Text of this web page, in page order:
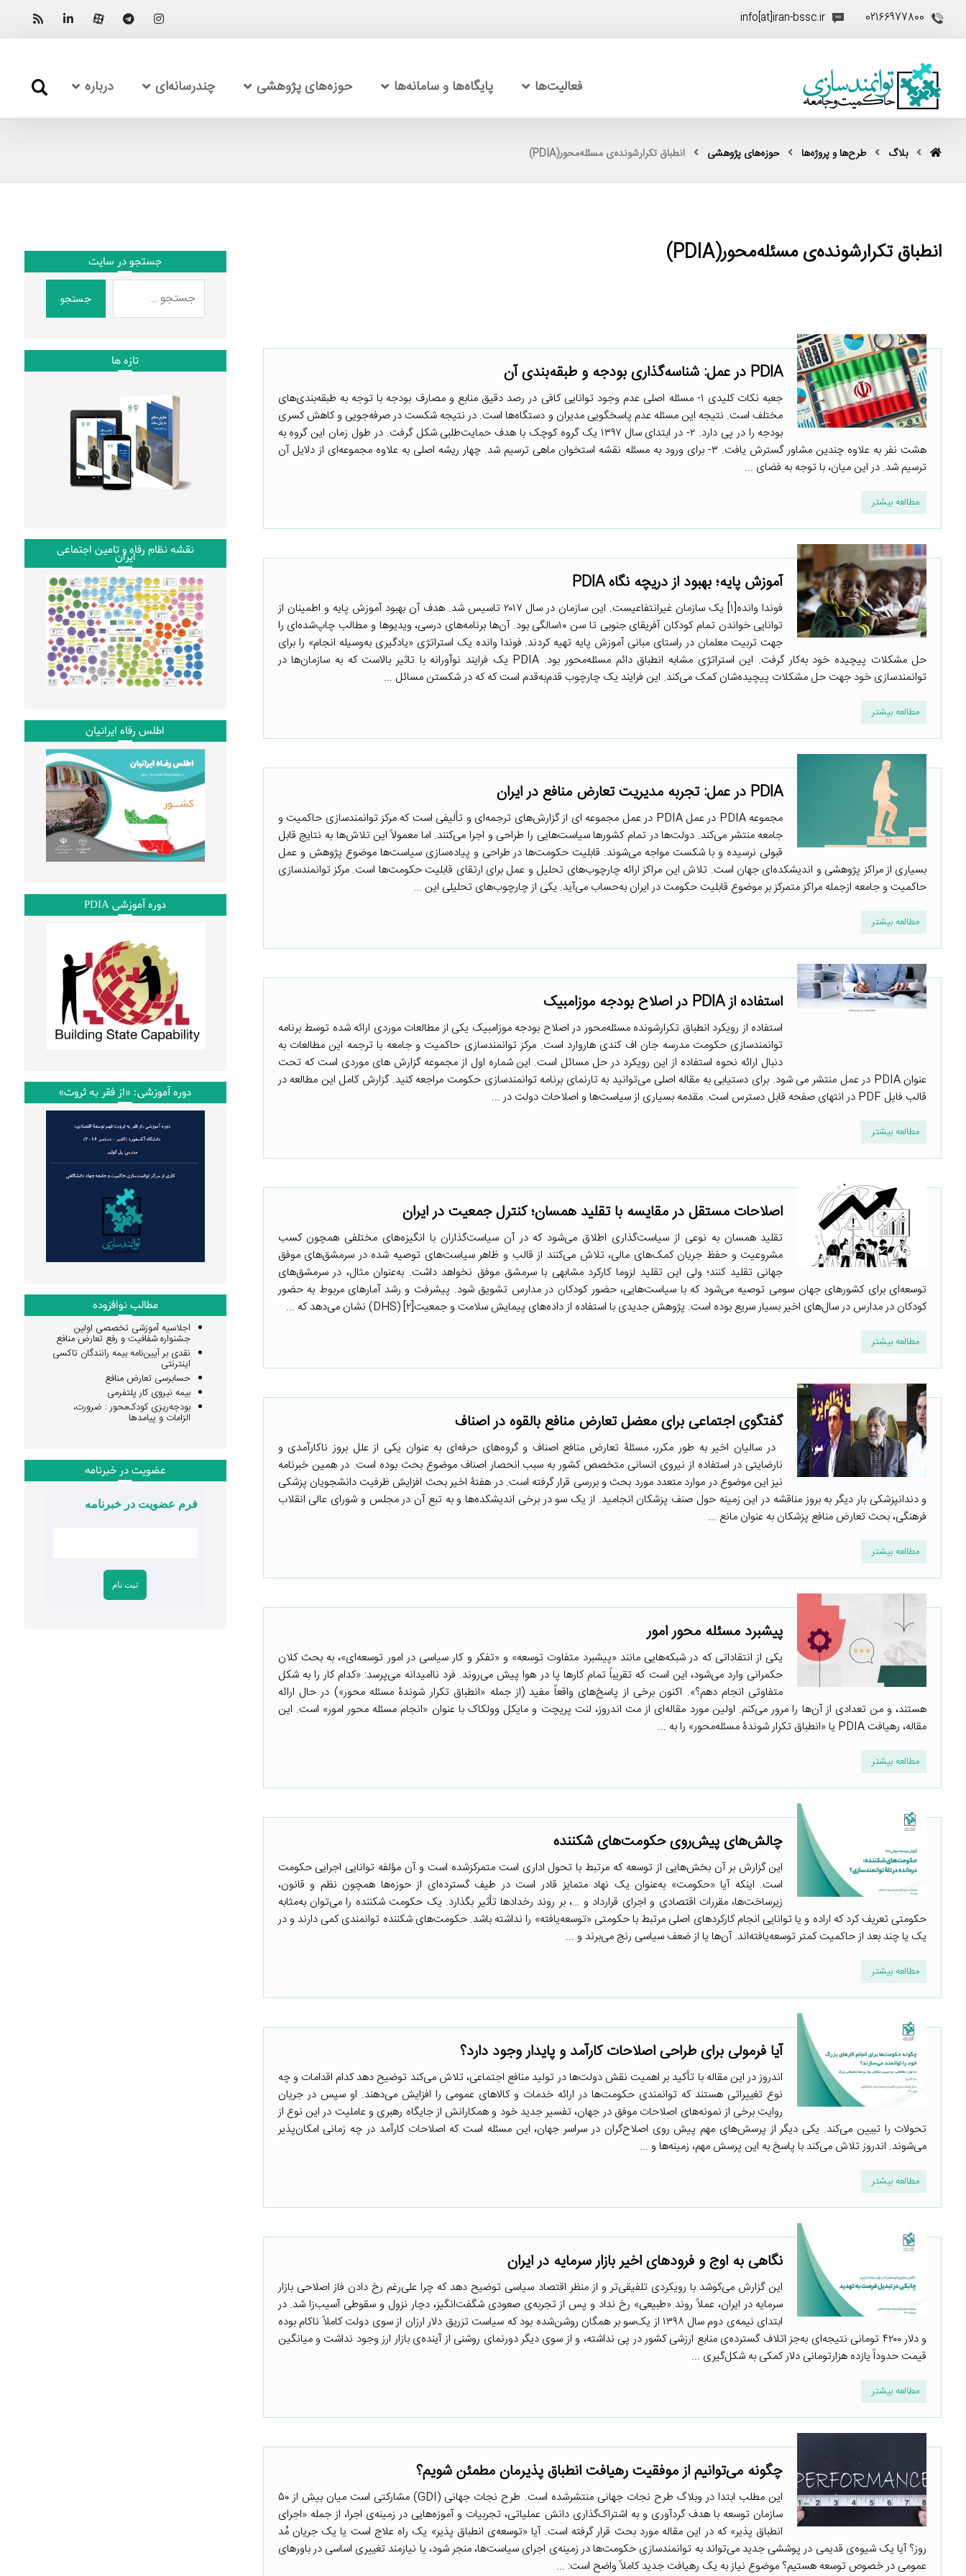
02166977800
info[at]iran-bssc.ir
فعالیت‌ها پایگاه‌ها و سامانه‌ها حوزه‌های پژوهشی چندرسانه‌ای درباره
بلاگ طرح‌ها و پروژه‌ها حوزه‌های پژوهشی انطباق تکرارشونده‌ی مسئله‌محور(PDIA)
انطباق تکرارشونده‌ی مسئله‌محور(PDIA)
PDIA در عمل: شناسه‌گذاری بودجه و طبقه‌بندی آن
جعبه نکات کلیدی ۱- مسئله اصلی عدم وجود توانایی کافی در رصد دقیق منابع و مصارف بودجه با توجه به طبقه‌بندی‌های
مختلف است. نتیجه این مسئله عدم پاسخگویی مدیران و دستگاه‌ها است. در نتیجه شکست در صرفه‌جویی و کاهش کسری
بودجه را در پی دارد. ۲- در ابتدای سال ۱۳۹۷ یک گروه کوچک با هدف حمایت‌طلبی شکل گرفت. در طول زمان این گروه به
هشت نفر به علاوه چندین مشاور گسترش یافت. ۳- برای ورود به مسئله نقشه استخوان ماهی ترسیم شد. چهار ریشه اصلی به علاوه مجموعه‌ای از دلایل آن
ترسیم شد. در این میان، با توجه به فضای ...
مطالعه بیشتر
آموزش پایه؛ بهبود از دریچه نگاه PDIA
فوندا وانده[۱] یک سازمان غیرانتفاعیست. این سازمان در سال ۲۰۱۷ تاسیس شد. هدف آن بهبود آموزش پایه و اطمینان از
توانایی خواندن تمام کودکان آفریقای جنوبی تا سن ۱۰سالگی بود. آن‌ها برنامه‌های درسی، ویدیوها و مطالب چاپ‌شده‌ای را
جهت تربیت معلمان در راستای مبانی آموزش پایه تهیه کردند. فوندا وانده یک استراتژی «یادگیری به‌وسیله انجام» را برای
حل مشکلات پیچیده خود به‌کار گرفت. این استراتژی مشابه انطباق دائم مسئله‌محور بود. PDIA یک فرایند نوآورانه با تاثیر بالاست که به سازمان‌ها در
توانمندسازی خود جهت حل مشکلات پیچیده‌شان کمک می‌کند. این فرایند یک چارچوب قدم‌به‌قدم است که که در شکستن مسائل ...
مطالعه بیشتر
PDIA در عمل: تجربه مدیریت تعارض منافع در ایران
مجموعه PDIA در عمل PDIA در عمل مجموعه ای از گزارش‌های ترجمه‌ای و تألیفی است که مرکز توانمندسازی حاکمیت و
جامعه منتشر می‌کند. دولت‌ها در تمام کشورها سیاست‌هایی را طراحی و اجرا می‌کنند. اما معمولاً این تلاش‌ها به نتایج قابل
قبولی نرسیده و با شکست مواجه می‌شوند. قابلیت حکومت‌ها در طراحی و پیاده‌سازی سیاست‌ها موضوع پژوهش و عمل
بسیاری از مراکز پژوهشی و اندیشکده‌ای جهان است. تلاش این مراکز ارائه چارچوب‌های تحلیل و عمل برای ارتقای قابلیت حکومت‌ها است. مرکز توانمندسازی
حاکمیت و جامعه ازجمله مراکز متمرکز بر موضوع قابلیت حکومت در ایران به‌حساب می‌آید. یکی از چارچوب‌های تحلیلی این ...
مطالعه بیشتر
استفاده از PDIA در اصلاح بودجه موزامبیک
استفاده از رویکرد انطباق تکرارشونده مسئله‌محور در اصلاح بودجه موزامبیک یکی از مطالعات موردی ارائه شده توسط برنامه
توانمندسازی حکومت مدرسه جان اف کندی هاروارد است. مرکز توانمندسازی حاکمیت و جامعه با ترجمه این مطالعات به
دنبال ارائه نحوه استفاده از این رویکرد در حل مسائل است. این شماره اول از مجموعه گزارش های موردی است که تحت
عنوان PDIA در عمل منتشر می شود. برای دستیابی به مقاله اصلی می‌توانید به تارنمای برنامه توانمندسازی حکومت مراجعه کنید. گزارش کامل این مطالعه در
قالب فایل PDF در انتهای صفحه قابل دسترس است. مقدمه بسیاری از سیاست‌ها و اصلاحات دولت در ...
مطالعه بیشتر
اصلاحات مستقل در مقایسه با تقلید همسان؛ کنترل جمعیت در ایران
تقلید همسان به نوعی از سیاست‌گذاری اطلاق می‌شود که در آن سیاست‌گذاران با انگیزه‌های مختلفی همچون کسب
مشروعیت و حفظ جریان کمک‌های مالی، تلاش می‌کنند از قالب و ظاهر سیاست‌های توصیه شده در سرمشق‌های موفق
جهانی تقلید کنند؛ ولی این تقلید لزوما کارکرد مشابهی با سرمشق موفق نخواهد داشت. به‌عنوان مثال، در سرمشق‌های
توسعه‌ای برای کشورهای جهان سومی توصیه می‌شود که با سیاست‌هایی، حضور کودکان در مدارس تشویق شود. پیشرفت و رشد آمارهای مربوط به حضور
کودکان در مدارس در سال‌های اخیر بسیار سریع بوده است. پژوهش جدیدی با استفاده از داده‌های پیمایش سلامت و جمعیت[۲] (DHS) نشان می‌دهد که ...
مطالعه بیشتر
گفتگوی اجتماعی برای معضل تعارض منافع بالقوه در اصناف
در سالیان اخیر به طور مکرر، مسئلۀ تعارض منافع اصناف و گروه‌های حرفه‌ای به عنوان یکی از علل بروز ناکارآمدی و
نارضایتی در استفاده از نیروی انسانی متخصص کشور به سبب انحصار اصناف موضوع بحث بوده است. در همین خبرنامه
نیز این موضوع در موارد متعدد مورد بحث و بررسی قرار گرفته است. در هفتۀ اخیر بحث افزایش ظرفیت دانشجویان پزشکی
و دندانپزشکی بار دیگر به بروز مناقشه در این زمینه حول صنف پزشکان انجامید. از یک سو در برخی اندیشکده‌ها و به تبع آن در مجلس و شورای عالی انقلاب
فرهنگی، بحث تعارض منافع پزشکان به عنوان مانع ...
مطالعه بیشتر
پیشبرد مسئله محور امور
یکی از انتقاداتی که در شبکه‌هایی مانند «پیشبرد متفاوت توسعه» و «تفکر و کار سیاسی در امور توسعه‌ای»، به بحث کلان
حکمرانی وارد می‌شود، این است که تقریباً تمام کارها پا در هوا پیش می‌روند. فرد ناامیدانه می‌پرسد: «کدام کار را به شکل
متفاوتی انجام دهم؟». اکنون برخی از پاسخ‌های واقعاً مفید (از جمله «انطباق تکرار شوندۀ مسئله ‌محور») در حال ارائه
هستند، و من تعدادی از آن‌ها را مرور می‌کنم. اولین مورد مقاله‌ای از مت اندروز، لنت پریچت و مایکل وولکاک با عنوان «انجام مسئله محور امور» است. این
مقاله، رهیافت PDIA یا «انطباق تکرار شوندۀ مسئله‌محور» را به ...
مطالعه بیشتر
چالش‌های پیش‌روی حکومت‌های شکننده
این گزارش بر آن بخش‌هایی از توسعه که مرتبط با تحول اداری است متمرکزشده است و آن مؤلفه توانایی اجرایی حکومت
است. اینکه آیا «حکومت» به‌عنوان یک نهاد متمایز قادر است در طیف گسترده‌ای از حوزه‌ها همچون نظم و قانون،
زیرساخت‌ها، مقررات اقتصادی و اجرای قرارداد و …، بر روند رخدادها تأثیر بگذارد. یک حکومت شکننده را می‌توان به‌مثابه
حکومتی تعریف کرد که اراده و یا توانایی انجام کارکردهای اصلی مرتبط با حکومتی «توسعه‌یافته» را نداشته باشد. حکومت‌های شکننده توانمندی کمی دارند و در
یک یا چند بعد از حاکمیت کمتر توسعه‌یافته‌اند. آن‌ها یا از ضعف سیاسی رنج می‌برند و ...
مطالعه بیشتر
آیا فرمولی برای طراحی اصلاحات کارآمد و پایدار وجود دارد؟
اندروز در این مقاله با تأکید بر اهمیت نقش دولت‌ها در تولید منافع اجتماعی، تلاش می‌کند توضیح دهد کدام اقدامات و چه
نوع تغییراتی هستند که توانمندی حکومت‌ها در ارائه خدمات و کالاهای عمومی را افزایش می‌دهند. او سپس در جریان
روایت برخی از نمونه‌های اصلاحات موفق در جهان، تفسیر جدید خود و همکارانش از جایگاه رهبری و عاملیت در این نوع از
تحولات را تبیین می‌کند. یکی دیگر از پرسش‌های مهم پیش روی اصلاح‌گران در سراسر جهان، این مسئله است که اصلاحات کارآمد در چه زمانی امکان‌پذیر
می‌شوند. اندروز تلاش می‌کند با پاسخ به این پرسش مهم، زمینه‌ها و ...
مطالعه بیشتر
نگاهی به اوج و فرودهای اخیر بازار سرمایه در ایران
این گزارش می‌کوشد با رویکردی تلفیقی‌تر و از منظر اقتصاد سیاسی توضیح دهد که چرا علی‌رغم رخ دادن فاز اصلاحی بازار
سرمایه در ایران، عملاً روند «طبیعی» رخ نداد و پس از تجربه‌ی صعودی شگفت‌انگیز، دچار نزول و سقوطی آسیب‌زا شد. در
ابتدای نیمه‌ی دوم سال ۱۳۹۸ از یک‌سو بر همگان روشن‌شده بود که سیاست تزریق دلار ارزان از سوی دولت کاملاً ناکام بوده
و دلار ۴۲۰۰ تومانی نتیجه‌ای به‌جز اتلاف گسترده‌ی منابع ارزشی کشور در پی نداشته، و از سوی دیگر دورنمای روشنی از آینده‌ی بازار ارز وجود نداشت و میانگین
قیمت حدوداً یازده هزارتومانی دلار کمکی به شکل‌گیری ...
مطالعه بیشتر
چگونه می‌توانیم از موفقیت رهیافت انطباق پذیرمان مطمئن شویم؟
این مطلب ابتدا در وبلاگ طرح نجات جهانی منتشرشده است. طرح نجات جهانی (GDI) مشارکتی است میان بیش از ۵۰
سازمان توسعه با هدف گردآوری و به اشتراک‌گذاری دانش عملیاتی، تجربیات و آموزه‌هایی در زمینه‌ی اجرا، از جمله «اجرای
انطباق پذیر» که در این مقاله مورد بحث قرار گرفته است. آیا «توسعه‌ی انطباق پذیر» یک راه علاج است یا یک جریان مُد
روز؟ آیا یک شیوه‌ی قدیمی در پوششی جدید می‌تواند به توانمندسازی حکومت‌ها در زمینه‌ی اجرای سیاست‌ها، منجر شود، یا نیازمند تغییری اساسی در باورهای
عمومی در خصوص توسعه هستیم؟ موضوع نیاز به یک رهیافت جدید کاملاً واضح است: ...
جستجو در سایت
جستجو
تازه ها
نقشه نظام رفاه و تامین اجتماعی
ایران
اطلس رفاه ایرانیان
دوره آموزشی PDIA
دوره آموزشی: «از فقر به ثروت»
مطالب نوافزوده
اجلاسیه آموزشی تخصصی اولین
جشنواره شفافیت و رفع تعارض منافع
نقدی بر آیین‌نامه بیمه رانندگان تاکسی
اینترنتی
حسابرسی تعارض منافع
بیمه نیروی کار پلتفرمی
بودجه‌ریزی کودک‌محور : ضرورت،
الزامات و پیامدها
عضویت در خبرنامه
فرم عضویت در خبرنامه